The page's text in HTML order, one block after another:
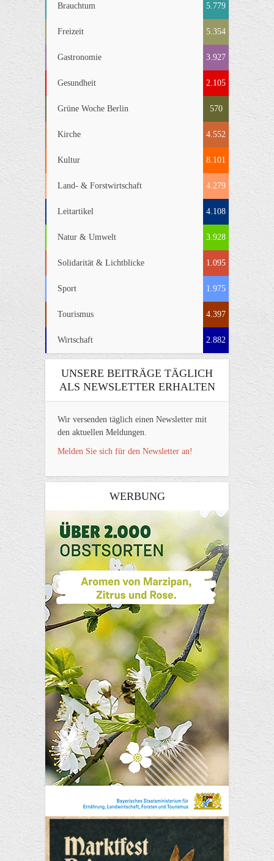
Brauchtum 5.779
Freizeit 5.354
Gastronomie 3.927
Gesundheit 2.105
Grüne Woche Berlin 570
Kirche 4.552
Kultur 8.101
Land- & Forstwirtschaft 4.279
Leitartikel 4.108
Natur & Umwelt 3.928
Solidarität & Lichtblicke 1.095
Sport 1.975
Tourismus 4.397
Wirtschaft 2.882
UNSERE BEITRÄGE TÄGLICH
ALS NEWSLETTER ERHALTEN
Wir versenden täglich einen Newsletter mit
den aktuellen Meldungen.
Melden Sie sich für den Newsletter an!
WERBUNG